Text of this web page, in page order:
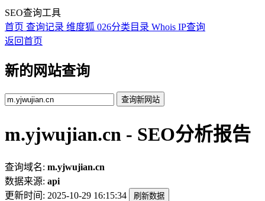
SEO查询工具
首页 查询记录 维度狐 026分类目录 Whois IP查询
返回首页
新的网站查询
查询新网站
m.yjwujian.cn - SEO分析报告
查询域名: m.yjwujian.cn
数据来源: api
更新时间: 2025-10-29 16:15:34 刷新数据